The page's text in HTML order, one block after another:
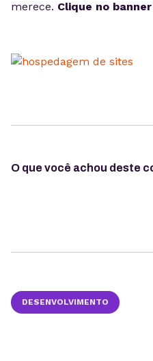
merece. Clique no
O que você achou deste
DESENVOLVIMENTO